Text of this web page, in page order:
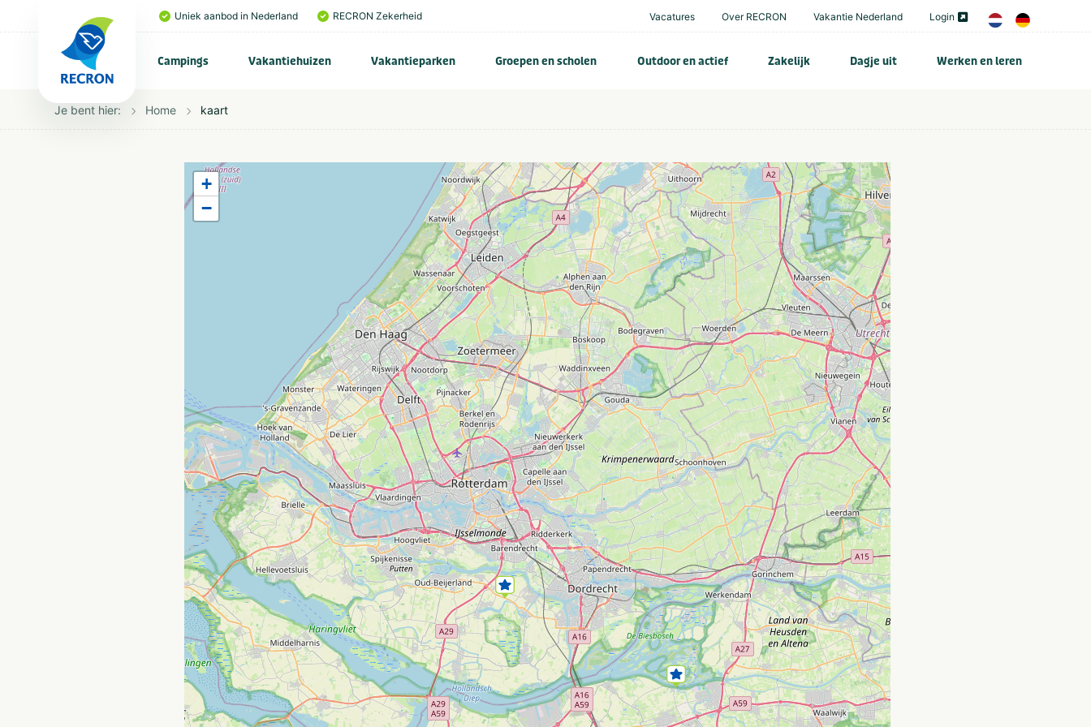
Uniek aanbod in Nederland RECRON Zekerheid Vacatures Over RECRON Vakantie Nederland Login
Campings Vakantiehuizen Vakantieparken Groepen en scholen Outdoor en actief Zakelijk Dagje uit Werken en leren
Je bent hier: Home kaart
+
−